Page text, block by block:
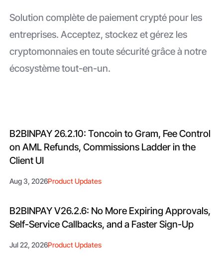
Solution complète de paiement crypté pour les
entreprises. Acceptez, stockez et gérez les
cryptomonnaies en toute sécurité grâce à notre
écosystème tout-en-un.
B2BINPAY 26.2.10: Toncoin to Gram, Fee Control
on AML Refunds, Commissions Ladder in the
Client UI
Aug 3, 2026Product Updates
B2BINPAY V26.2.6: No More Expiring Approvals,
Self-Service Callbacks, and a Faster Sign-Up
Jul 22, 2026Product Updates